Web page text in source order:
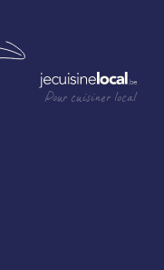
Pour cuisiner local